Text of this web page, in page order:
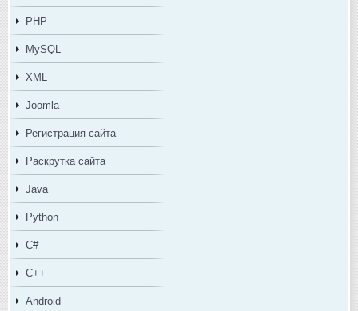
PHP
MySQL
XML
Joomla
Регистрация сайта
Раскрутка сайта
Java
Python
C#
C++
Android